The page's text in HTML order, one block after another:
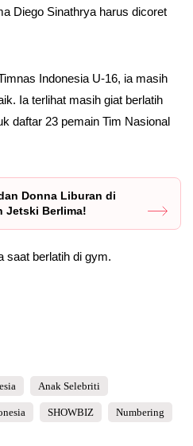
Diego Sinathrya harus dicoret
Indonesia U-16, ia masih
Ia terlihat masih giat berlatih
daftar 23 pemain Tim Nasional
Donna Liburan di
Jetski Berlima!
saat berlatih di gym.
Anak Selebriti
SHOWBIZ Numbering